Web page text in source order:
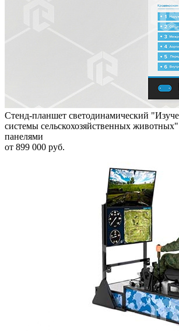
Стенд-планшет светодинамический
системы сельскохозяйственных
панелями
от 899 000 руб.